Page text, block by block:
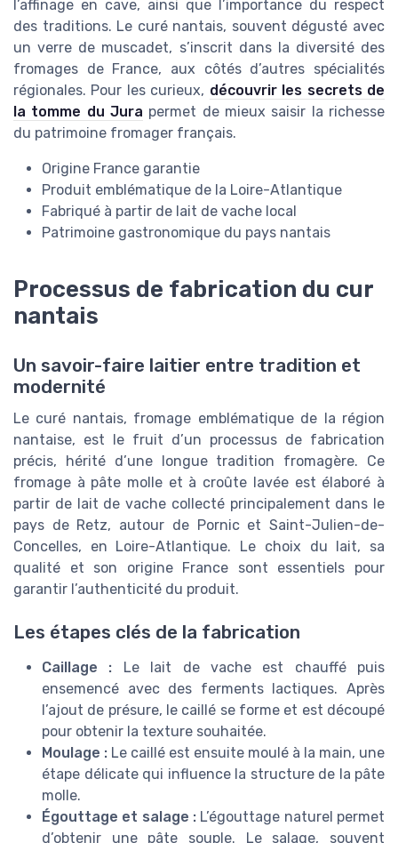
l’affinage en cave, ainsi que l’importance du respect
des traditions. Le curé nantais, souvent dégusté avec
un verre de muscadet, s’inscrit dans la diversité des
fromages de France, aux côtés d’autres spécialités
régionales. Pour les curieux, découvrir les secrets de
la tomme du Jura permet de mieux saisir la richesse
du patrimoine fromager français.
Origine France garantie
Produit emblématique de la Loire-Atlantique
Fabriqué à partir de lait de vache local
Patrimoine gastronomique du pays nantais
Processus de fabrication du cur
nantais
Un savoir-faire laitier entre tradition et
modernité
Le curé nantais, fromage emblématique de la région
nantaise, est le fruit d’un processus de fabrication
précis, hérité d’une longue tradition fromagère. Ce
fromage à pâte molle et à croûte lavée est élaboré à
partir de lait de vache collecté principalement dans le
pays de Retz, autour de Pornic et Saint-Julien-de-
Concelles, en Loire-Atlantique. Le choix du lait, sa
qualité et son origine France sont essentiels pour
garantir l’authenticité du produit.
Les étapes clés de la fabrication
Caillage : Le lait de vache est chauffé puis
ensemencé avec des ferments lactiques. Après
l’ajout de présure, le caillé se forme et est découpé
pour obtenir la texture souhaitée.
Moulage : Le caillé est ensuite moulé à la main, une
étape délicate qui influence la structure de la pâte
molle.
Égouttage et salage : L’égouttage naturel permet
d’obtenir une pâte souple. Le salage, souvent